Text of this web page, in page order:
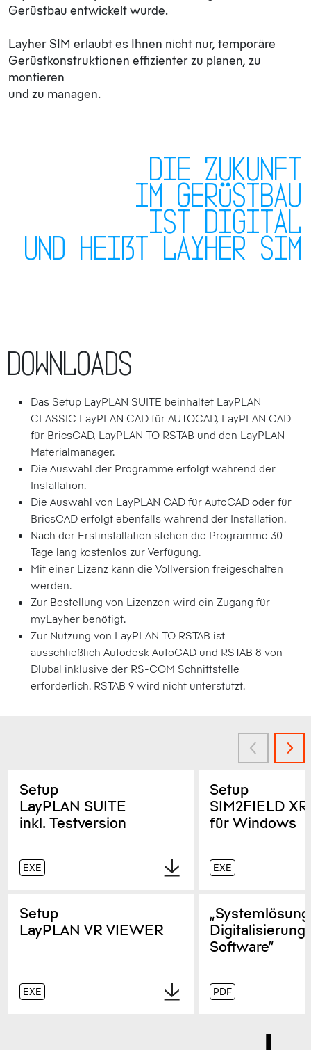
Gerüstbau entwickelt wurde.
Layher SIM erlaubt es Ihnen nicht nur, temporäre
Gerüstkonstruktionen effizienter zu planen, zu
montieren
und zu managen.
Die Zukunft
im Gerüstbau
ist digital
und heißt Layher SIM
Downloads
Das Setup LayPLAN SUITE beinhaltet LayPLAN
CLASSIC LayPLAN CAD für AUTOCAD, LayPLAN CAD
für BricsCAD, LayPLAN TO RSTAB und den LayPLAN
Materialmanager.
Die Auswahl der Programme erfolgt während der
Installation.
Die Auswahl von LayPLAN CAD für AutoCAD oder für
BricsCAD erfolgt ebenfalls während der Installation.
Nach der Erstinstallation stehen die Programme 30
Tage lang kostenlos zur Verfügung.
Mit einer Lizenz kann die Vollversion freigeschalten
werden.
Zur Bestellung von Lizenzen wird ein Zugang für
myLayher benötigt.
Zur Nutzung von LayPLAN TO RSTAB ist
ausschließlich Autodesk AutoCAD und RSTAB 8 von
Dlubal inklusive der RS-COM Schnittstelle
erforderlich. RSTAB 9 wird nicht unterstützt.
Setup
LayPLAN SUITE
inkl. Testversion
EXE
Setup
SIM2FIELD
für Windows
EXE
Setup
LayPLAN VR VIEWER
EXE
Digitalisierung
Software“
PDF